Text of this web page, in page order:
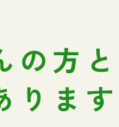
の方と
りま